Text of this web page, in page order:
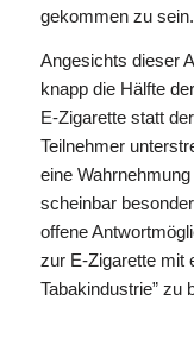
gekommen zu sein.
Angesichts dieser
knapp die Hälfte
E-Zigarette statt
Teilnehmer
eine
scheinbar
offene
zur E-Zigarette mit
Tabakindustrie” zu